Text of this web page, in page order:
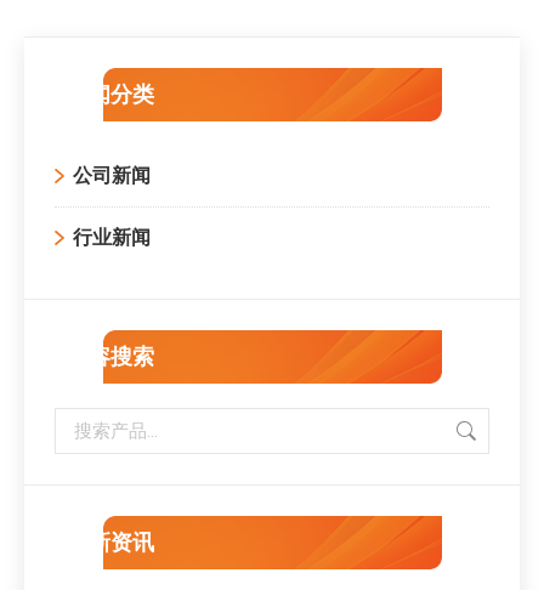
新闻分类
公司新闻
行业新闻
内容搜索
最新资讯